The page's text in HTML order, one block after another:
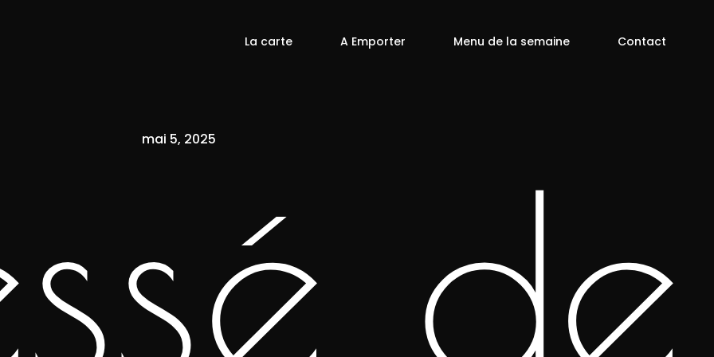
La carte A Emporter Menu de la semaine Contact
mai 5, 2025 de